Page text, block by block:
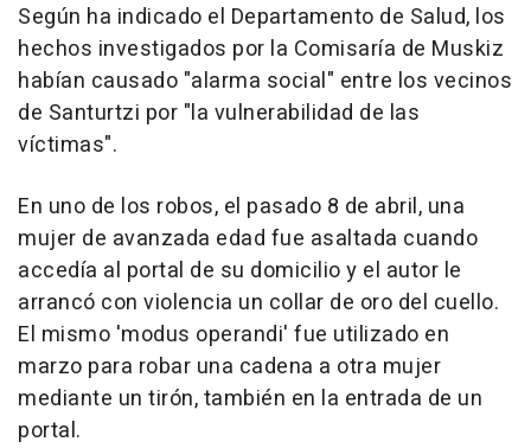
Según ha indicado el Departamento de Salud, los
hechos investigados por la Comisaría de Muskiz
habían causado "alarma social" entre los vecinos
de Santurtzi por "la vulnerabilidad de las
víctimas".
En uno de los robos, el pasado 8 de abril, una
mujer de avanzada edad fue asaltada cuando
accedía al portal de su domicilio y el autor le
arrancó con violencia un collar de oro del cuello.
El mismo 'modus operandi' fue utilizado en
marzo para robar una cadena a otra mujer
mediante un tirón, también en la entrada de un
portal.